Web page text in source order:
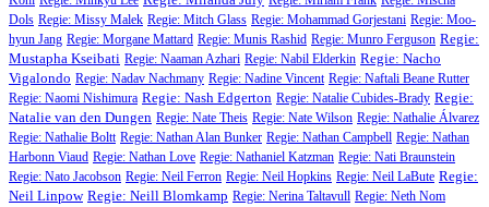
Dols Regie: Missy Malek Regie: Mitch Glass Regie: Mohammad Gorjestani Regie: Moo-
hyun Jang Regie: Morgane Mattard Regie: Munis Rashid Regie: Munro Ferguson Regie:
Mustapha Kseibati Regie: Naaman Azhari Regie: Nabil Elderkin Regie: Nacho
Vigalondo Regie: Nadav Nachmany Regie: Nadine Vincent Regie: Naftali Beane Rutter
Regie: Naomi Nishimura Regie: Nash Edgerton Regie: Natalie Cubides-Brady Regie:
Natalie van den Dungen Regie: Nate Theis Regie: Nate Wilson Regie: Nathalie Álvarez
Regie: Nathalie Boltt Regie: Nathan Alan Bunker Regie: Nathan Campbell Regie: Nathan
Harbonn Viaud Regie: Nathan Love Regie: Nathaniel Katzman Regie: Nati Braunstein
Regie: Nato Jacobson Regie: Neil Ferron Regie: Neil Hopkins Regie: Neil LaBute Regie:
Neil Linpow Regie: Neill Blomkamp Regie: Nerina Taltavull Regie: Neth Nom